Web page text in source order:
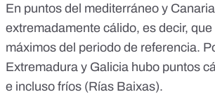
En puntos del mediterráneo y
extremadamente cálido, es decir,
máximos del periodo de referencia.
Extremadura y Galicia hubo puntos
e incluso fríos (Rías Baixas).